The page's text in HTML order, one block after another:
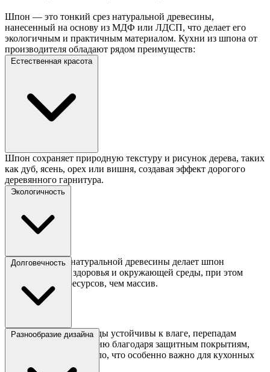
Шпон — это тонкий срез натуральной древесины,
нанесенный на основу из МДФ или ЛДСП, что делает его
экологичным и практичным материалом. Кухни из шпона от
производителя обладают рядом преимуществ:
Естественная красота
Шпон сохраняет природную текстуру и рисунок дерева, таких
как дуб, ясень, орех или вишня, создавая эффект дорогого
деревянного гарнитура.
Экологичность
Использование натуральной древесины делает шпон
безопасным для здоровья и окружающей среды, при этом
требуя меньше ресурсов, чем массив.
Долговечность
Шпонированные фасады устойчивы к влаге, перепадам
температур и выгоранию благодаря защитным покрытиям,
таким как лак или масло, что особенно важно для кухонных
условий.
Разнообразие дизайна